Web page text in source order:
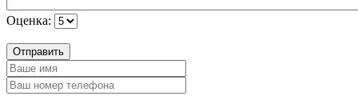
Оценка:
Отправить